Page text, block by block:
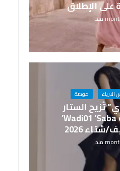
على الإطلاق
موضة
تُزيح الستار
عن مجموعة Wadi01 ‘Saba’
2026